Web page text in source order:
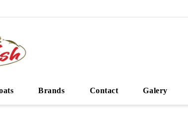
Brands Contact Galery